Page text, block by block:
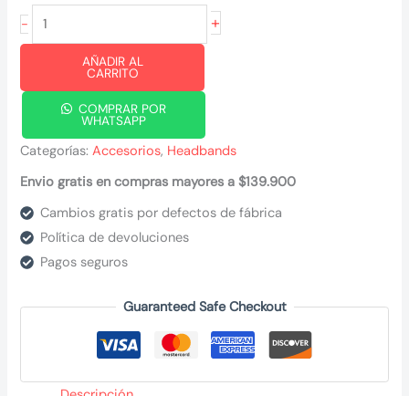
-
Balaca
azul
cantidad
+
AÑADIR AL
CARRITO
COMPRAR POR
WHATSAPP
Categorías:Accesorios, Headbands
Envio gratis en compras mayores a $139.900
Cambios gratis por defectos de fábrica
Política de devoluciones
Pagos seguros
Guaranteed Safe Checkout